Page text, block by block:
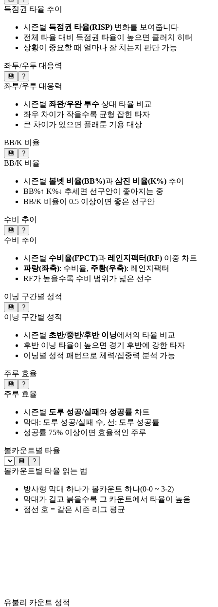
득점권 타율 추이
시즌별 득점권 타율(RISP) 변화를 보여줍니다
전체 타율 대비 득점권 타율이 높으면 클러치 히터
상황이 중요할 때 얼마나 잘 치는지 판단 가능
좌투/우투 대응력
💾 ?
좌투/우투 대응력
시즌별 좌완/우완 투수 상대 타율 비교
좌우 차이가 작을수록 균형 잡힌 타자
큰 차이가 있으면 플래툰 기용 대상
BB/K 비율
💾 ?
BB/K 비율
시즌별 볼넷 비율(BB%)과 삼진 비율(K%) 추이
BB%↑ K%↓ 추세면 선구안이 좋아지는 중
BB/K 비율이 0.5 이상이면 좋은 선구안
수비 추이
💾 ?
수비 추이
시즌별 수비율(FPCT)과 레인지팩터(RF) 이중 차트
파랑(좌축): 수비율, 주황(우축): 레인지팩터
RF가 높을수록 수비 범위가 넓은 선수
이닝 구간별 성적
💾 ?
이닝 구간별 성적
시즌별 초반/중반/후반 이닝에서의 타율 비교
후반 이닝 타율이 높으면 경기 후반에 강한 타자
이닝별 성적 패턴으로 체력/집중력 분석 가능
주루 효율
💾 ?
주루 효율
시즌별 도루 성공/실패와 성공률 차트
막대: 도루 성공/실패 수, 선: 도루 성공률
성공률 75% 이상이면 효율적인 주루
볼카운트별 타율
💾 ?
볼카운트별 타율 읽는 법
방사형 막대 하나가 볼카운트 하나(0-0 ~ 3-2)
막대가 길고 붉을수록 그 카운트에서 타율이 높음
점선 호 = 같은 시즌 리그 평균
유불리 카운트 성적